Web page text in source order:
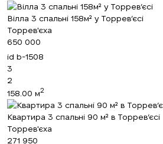
Вілла 3 спальні 158м² у Торрев’єсі
Торрев'єха
650 000
id b-1508
3
2
158.00 м2
Квартира 3 спальні 90 м² в Торрев’єсі
Торрев'єха
271 950